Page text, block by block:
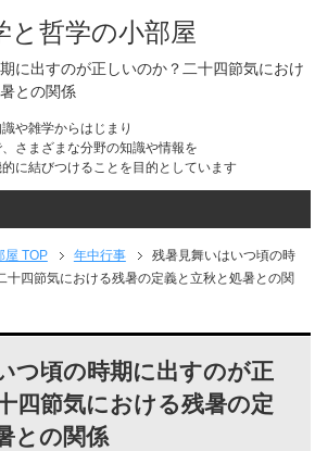
と哲学の小部屋
に出すのが正しいのか？二十四節気におけ
との関係
や雑学からはじまり
さまざまな分野の知識や情報を
に結びつけることを目的としています
屋 TOP 年中行事
残暑見舞いはいつ頃の時
十四節気における残暑の定義と立秋と処暑との関
つ頃の時期に出すのが正
四節気における残暑の定
との関係